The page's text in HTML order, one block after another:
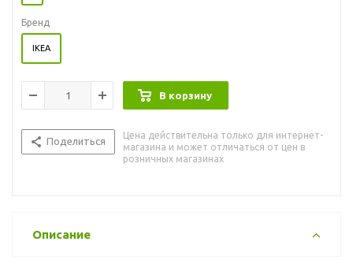
Бренд
IKEA
В корзину
Поделиться
Цена действительна только для интернет-
магазина и может отличаться от цен в
розничных магазинах
Описание